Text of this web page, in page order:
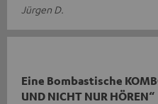
Jürgen D.
Eine Bombastische
UND NICHT NUR HÖREN“